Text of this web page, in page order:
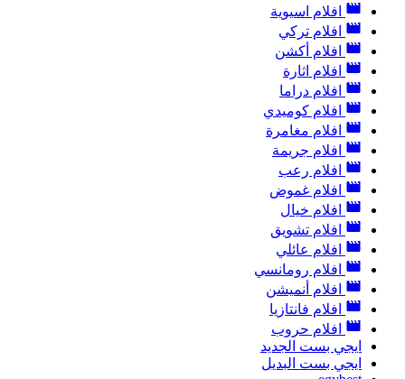
افلام اسيوية
افلام تركي
افلام أكشن
افلام اثارة
افلام دراما
افلام كوميدي
افلام مغامرة
افلام جريمة
افلام رعب
افلام غموض
افلام خيال
افلام تشويق
افلام عائلي
افلام رومانسي
افلام أنميشن
افلام فانتازيا
افلام حروب
ايجي بست الجديد
ايجي بست البديل